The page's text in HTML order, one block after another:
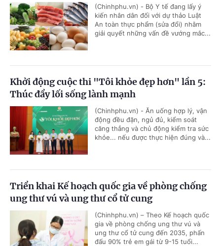
(Chinhphu.vn) - Bộ Y tế đang lấy ý
kiến nhân dân đối với dự thảo Luật
An toàn thực phẩm (sửa đổi) nhằm
giải quyết những vấn đề vướng mắc...
Khởi động cuộc thi "Tôi khỏe đẹp hơn" lần 5:
Thúc đẩy lối sống lành mạnh
(Chinhphu.vn) - Ăn uống hợp lý, vận
động đều đặn, ngủ đủ, kiểm soát
căng thẳng và chủ động kiểm tra sức
khỏe... nếu được thực hiện đúng và...
Triển khai Kế hoạch quốc gia về phòng chống
ung thư vú và ung thư cổ tử cung
(Chinhphu.vn) – Theo Kế hoạch quốc
gia về phòng chống ung thư vú và
ung thư cổ tử cung đến 2035, phấn
đấu 90% trẻ em gái từ 9-15 tuổi...